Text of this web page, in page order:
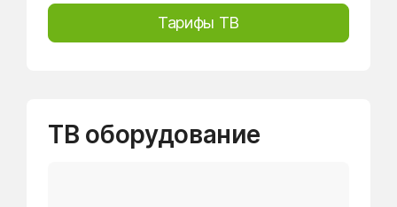
Тарифы ТВ
ТВ оборудование